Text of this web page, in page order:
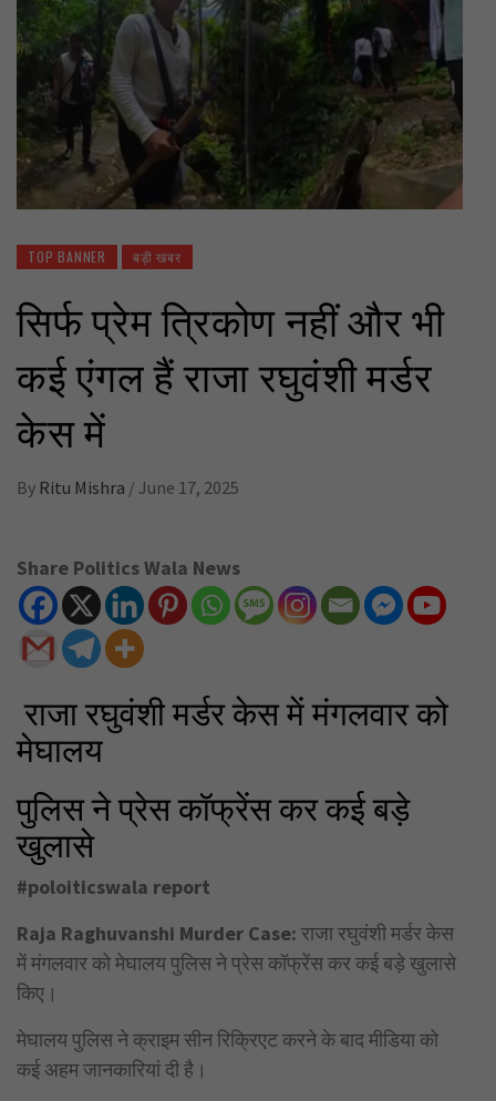
TOP BANNER बड़ी खबर
सिर्फ प्रेम त्रिकोण नहीं और भी
कई एंगल हैं राजा रघुवंशी मर्डर
केस में
By Ritu Mishra / June 17, 2025
Share Politics Wala News
राजा रघुवंशी मर्डर केस में मंगलवार को
मेघालय
पुलिस ने प्रेस कॉफ्रेंस कर कई बड़े
खुलासे
#poloiticswala report
Raja Raghuvanshi Murder Case: राजा रघुवंशी मर्डर केस
में मंगलवार को मेघालय पुलिस ने प्रेस कॉफ्रेंस कर कई बड़े खुलासे
किए।
मेघालय पुलिस ने क्राइम सीन रिक्रिएट करने के बाद मीडिया को
कई अहम जानकारियां दी है।